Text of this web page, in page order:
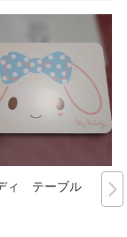
ィ テーブル